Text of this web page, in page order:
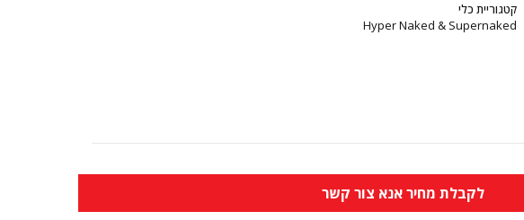
קטגוריית כלי
Hyper Naked & Supernaked
לקבלת מחיר אנא צור קשר